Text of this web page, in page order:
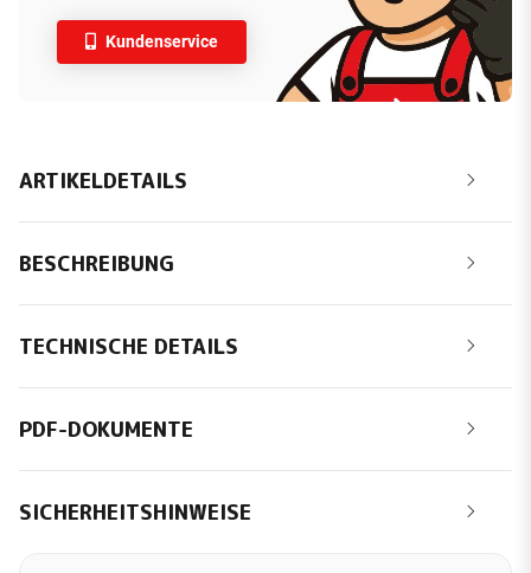
Kundenservice
ARTIKELDETAILS
BESCHREIBUNG
TECHNISCHE DETAILS
PDF-DOKUMENTE
SICHERHEITSHINWEISE